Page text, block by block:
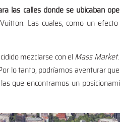
las calles donde se ubicaban
Las cuales, como un
mezclarse con elMass Market
lo tanto, podríamos aventurar que
que encontramos un